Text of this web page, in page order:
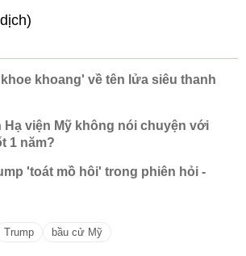
khoang' về tên lửa siêu thanh
Hạ viện Mỹ không nói chuyện với
1 năm?
'toát mồ hôi' trong phiên hỏi -
Trump bầu cử Mỹ